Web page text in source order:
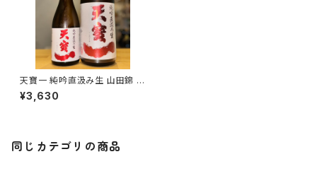
天寶一 純吟直汲み生 山田錦 1
800ml１本（㈱天寶一・広島県
福山市神辺町）
¥3,630
同じカテゴリの商品